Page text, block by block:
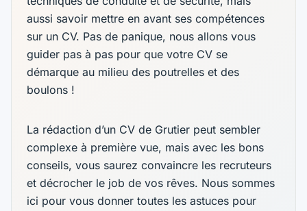
aussi savoir mettre en avant ses compétences
sur un CV. Pas de panique, nous allons vous
guider pas à pas pour que votre CV se
démarque au milieu des poutrelles et des
boulons !
La rédaction d’un CV de Grutier peut sembler
complexe à première vue, mais avec les bons
conseils, vous saurez convaincre les recruteurs
et décrocher le job de vos rêves. Nous sommes
ici pour vous donner toutes les astuces pour